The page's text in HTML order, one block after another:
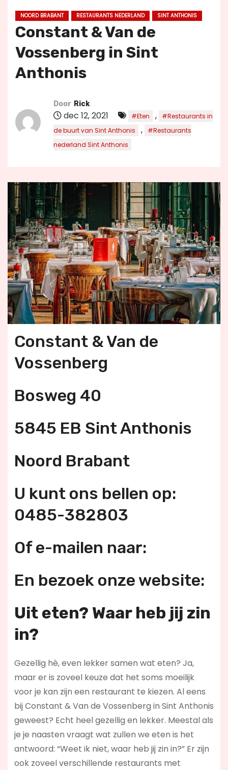
NOORD BRABANT RESTAURANTS NEDERLAND SINT ANTHONIS
Constant & Van de
Vossenberg in Sint
Anthonis
Door Rick
dec 12, 2021 #Eten ,
#Restaurants in
de buurt van Sint Anthonis
,
#Restaurants
nederland Sint Anthonis
Constant & Van de
Vossenberg
Bosweg 40
5845 EB Sint Anthonis
Noord Brabant
U kunt ons bellen op:
0485-382803
Of e-mailen naar:
En bezoek onze website:
Uit eten? Waar heb jij zin
in?
Gezellig hè, even lekker samen wat eten? Ja,
maar er is zoveel keuze dat het soms moeilijk
voor je kan zijn een restaurant te kiezen. Al eens
bij Constant & Van de Vossenberg in Sint Anthonis
geweest? Echt heel gezellig en lekker. Meestal als
je je naasten vraagt wat zullen we eten is het
antwoord: “Weet ik niet, waar heb jij zin in?” Er zijn
ook zoveel verschillende restaurants met